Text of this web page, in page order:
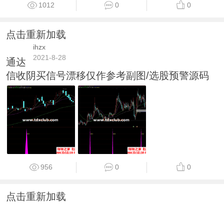
1012 0 0
点击重新加载
ihzx
2021-8-28
通达
信收阴买信号漂移仅作参考副图/选股预警源码
956 0 0
点击重新加载